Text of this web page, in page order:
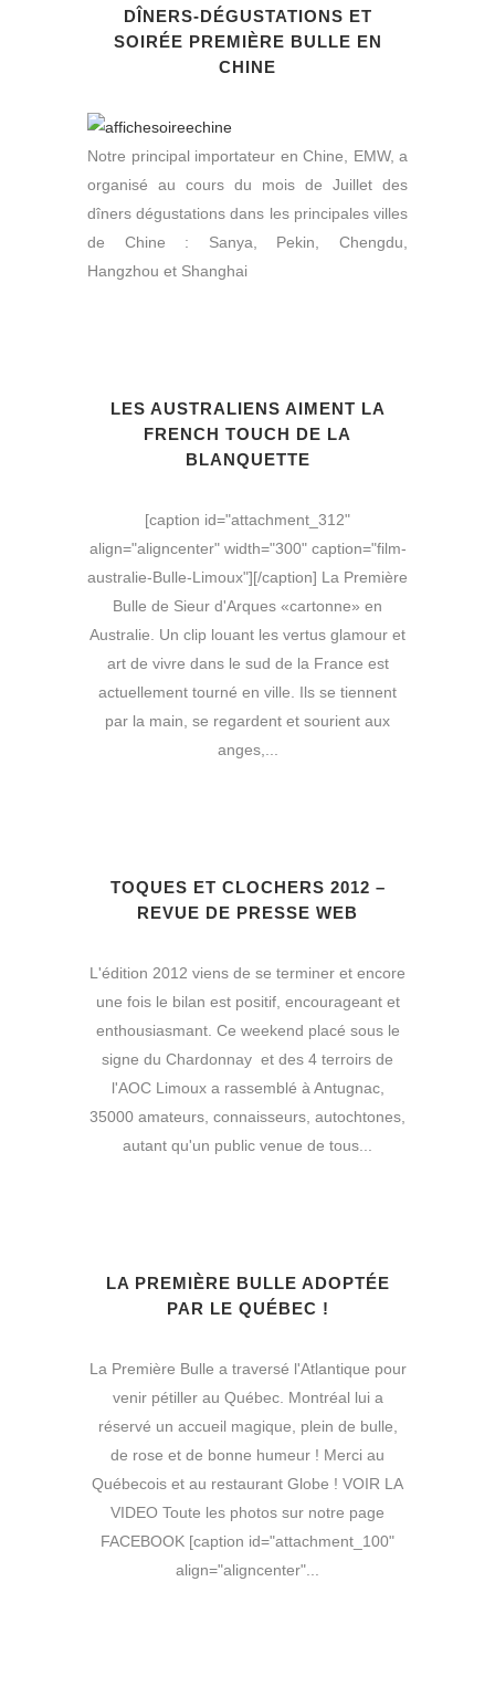
DÎNERS-DÉGUSTATIONS ET
SOIRÉE PREMIÈRE BULLE EN
CHINE
Notre principal importateur en Chine, EMW, a
organisé au cours du mois de Juillet des
dîners dégustations dans les principales villes
de Chine : Sanya, Pekin, Chengdu,
Hangzhou et Shanghai
LES AUSTRALIENS AIMENT LA
FRENCH TOUCH DE LA
BLANQUETTE
[caption id="attachment_312"
align="aligncenter" width="300" caption="film-
australie-Bulle-Limoux"][/caption] La Première
Bulle de Sieur d'Arques «cartonne» en
Australie. Un clip louant les vertus glamour et
art de vivre dans le sud de la France est
actuellement tourné en ville. Ils se tiennent
par la main, se regardent et sourient aux
anges,...
TOQUES ET CLOCHERS 2012 –
REVUE DE PRESSE WEB
L'édition 2012 viens de se terminer et encore
une fois le bilan est positif, encourageant et
enthousiasmant. Ce weekend placé sous le
signe du Chardonnay et des 4 terroirs de
l'AOC Limoux a rassemblé à Antugnac,
35000 amateurs, connaisseurs, autochtones,
autant qu'un public venue de tous...
LA PREMIÈRE BULLE ADOPTÉE
PAR LE QUÉBEC !
La Première Bulle a traversé l'Atlantique pour
venir pétiller au Québec. Montréal lui a
réservé un accueil magique, plein de bulle,
de rose et de bonne humeur ! Merci au
Québecois et au restaurant Globe ! VOIR LA
VIDEO Toute les photos sur notre page
FACEBOOK [caption id="attachment_100"
align="aligncenter"...